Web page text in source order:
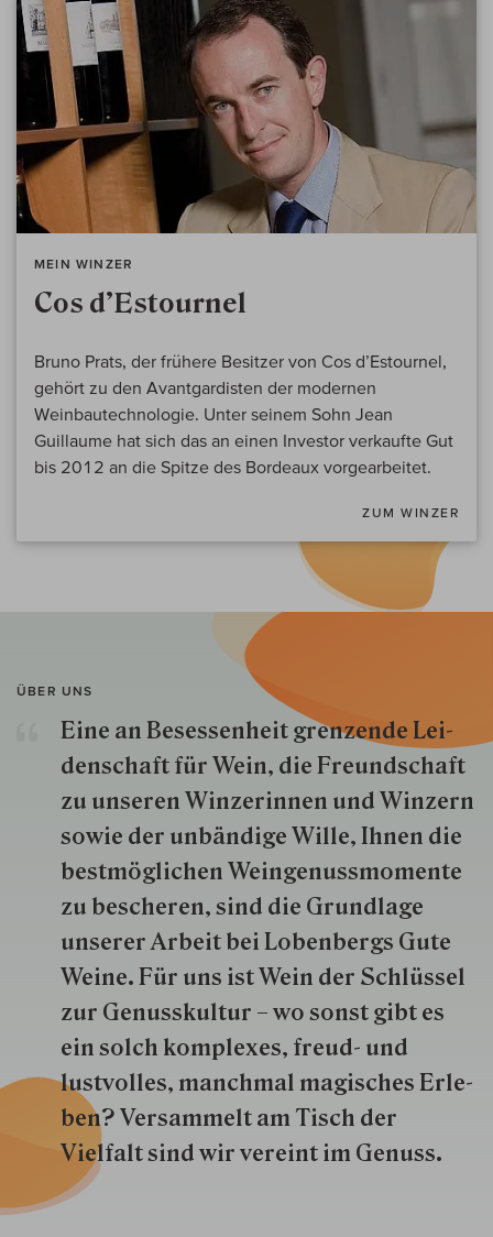
MEIN WINZER
Cos d’Estournel
Bruno Prats, der frühere Besitzer von Cos d’Estournel,
gehört zu den Avantgardisten der modernen
Weinbautechnologie. Unter seinem Sohn Jean
Guillaume hat sich das an einen Investor verkaufte Gut
bis 2012 an die Spitze des Bordeaux vorgearbeitet.
ZUM WINZER
ÜBER UNS
Eine an Besessenheit gren­zende Lei­
den­schaft für Wein, die Freund­schaft
zu unseren Win­zer­innen und Win­zern
so­wie der un­bän­dige Wille, Ihnen die
best­mög­lich­en Wein­genuss­momente
zu besche­ren, sind die Grund­lage
unserer Arbeit bei Lobenbergs Gute
Weine. Für uns ist Wein der Schlüs­sel
zur Genuss­kultur – wo sonst gibt es
ein solch kom­plexes, freud- und
lustvolles, manchmal ma­gisch­es Er­le­
ben? Versammelt am Tisch der
Vielfalt sind wir ver­eint im Genuss.